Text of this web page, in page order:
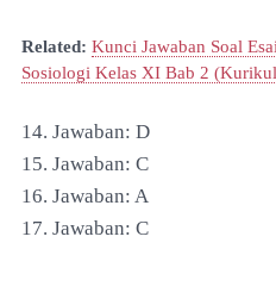
Related: Kunci Jawaban Soal
Sosiologi Kelas XI Bab 2
14. Jawaban: D
15. Jawaban: C
16. Jawaban: A
17. Jawaban: C